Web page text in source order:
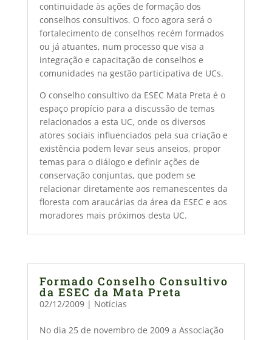
continuidade às ações de formação dos
conselhos consultivos. O foco agora será o
fortalecimento de conselhos recém formados
ou já atuantes, num processo que visa a
integração e capacitação de conselhos e
comunidades na gestão participativa de UCs.
O conselho consultivo da ESEC Mata Preta é o
espaço propício para a discussão de temas
relacionados a esta UC, onde os diversos
atores sociais influenciados pela sua criação e
existência podem levar seus anseios, propor
temas para o diálogo e definir ações de
conservação conjuntas, que podem se
relacionar diretamente aos remanescentes da
floresta com araucárias da área da ESEC e aos
moradores mais próximos desta UC.
Formado Conselho Consultivo
da ESEC da Mata Preta
02/12/2009| Notícias
No dia 25 de novembro de 2009 a Associação